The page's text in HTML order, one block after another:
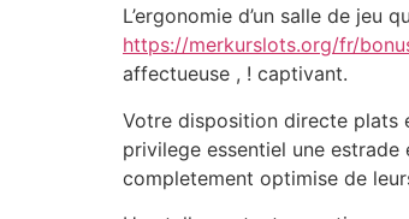
L’ergonomie d’un salle de
https://merkurslots.org/fr/
affectueuse , ! captivant.
Votre disposition directe plats
privilege essentiel une
completement optimise de